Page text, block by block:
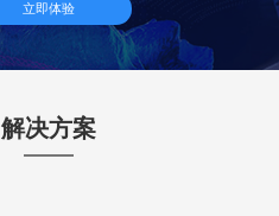
立即体验
解决方案